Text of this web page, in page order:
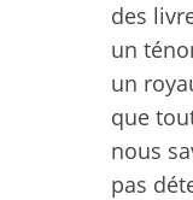
des
un
un
que
nous
pas